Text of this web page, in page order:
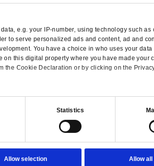
grip geeft op elk contract, asset en aanvraag.